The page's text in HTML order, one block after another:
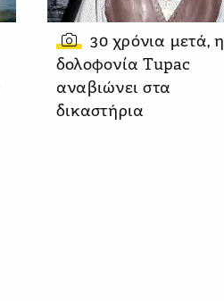
30 χρόνια μετά, η
δολοφονία Tupac
αναβιώνει στα
δικαστήρια